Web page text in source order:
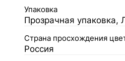
Упаковка
Прозрачная упаковка,
Страна просхождения
Россия